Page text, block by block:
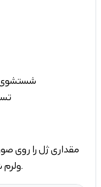
شستشوی
مقداری ژل را روی
ولرم شستشو دهید و سپس با حوله خشک کنید.